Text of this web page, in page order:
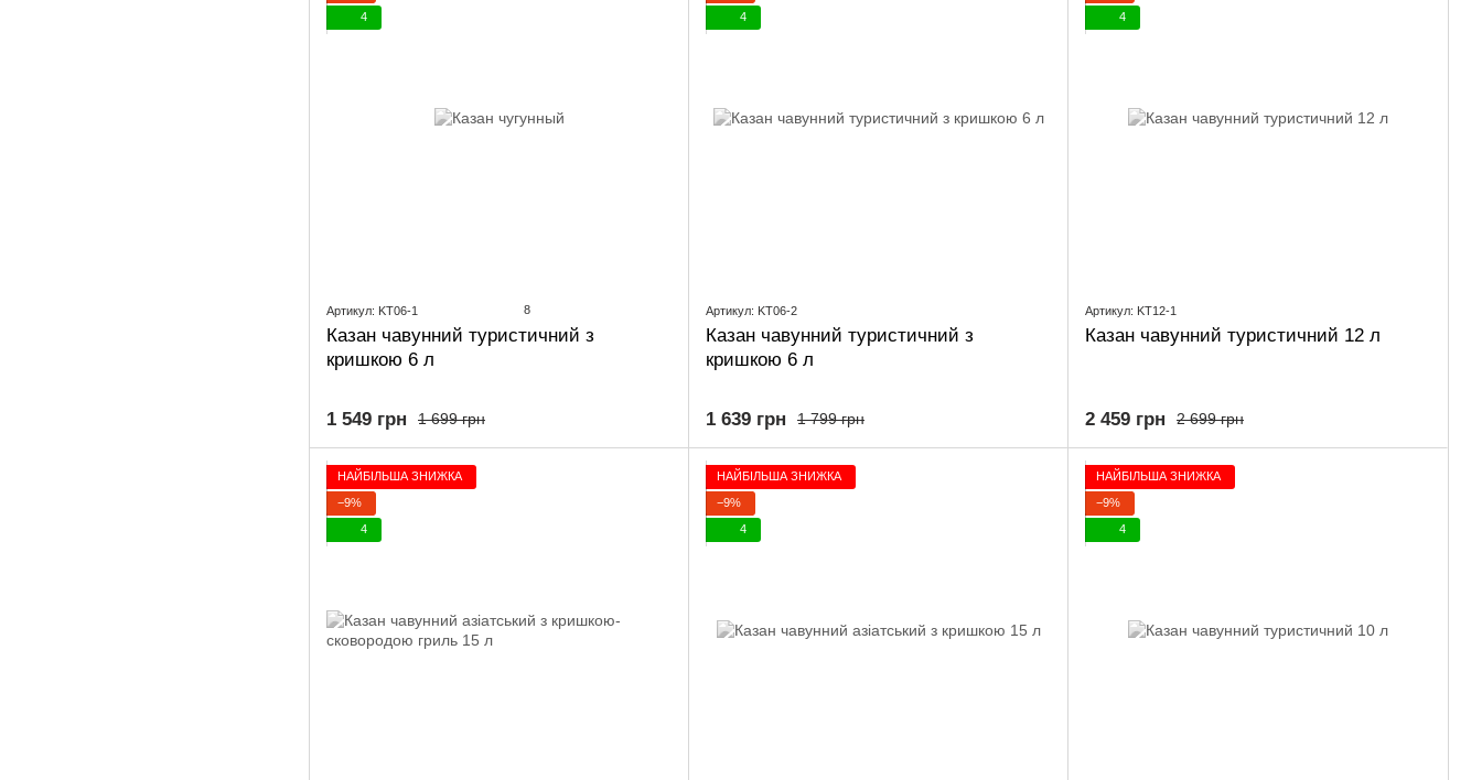
4
Артикул: KT06-1 8
Казан чавунний туристичний з
кришкою 6 л
1 699 грн
1 549 грн
4
Артикул: KT06-2
Казан чавунний туристичний з
кришкою 6 л
1 799 грн
1 639 грн
4
Артикул: KT12-1
Казан чавунний туристичний 12 л
2 699 грн
2 459 грн
НАЙБІЛЬША ЗНИЖКА
−9%
4
НАЙБІЛЬША ЗНИЖКА
−9%
4
НАЙБІЛЬША ЗНИЖКА
−9%
4